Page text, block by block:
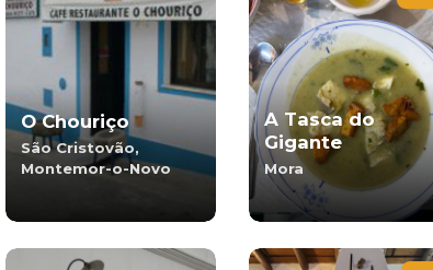
O Chouriço
São Cristovão,
Montemor-o-Novo
A Tasca do
Gigante
Mora